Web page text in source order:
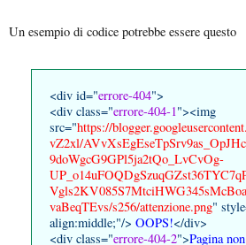
Un esempio di codice potrebbe essere questo
<div id="errore-404">
<div class="errore-404-1"><img
src="https://
vZ2xl/
9doWgcG9GPl5ja2tQo_LvCvOg-
vaBeqTEvs/s256/attenzione.png"
align:middle;"/> OOPS!</div>
<div class="errore-404-2">Pagina